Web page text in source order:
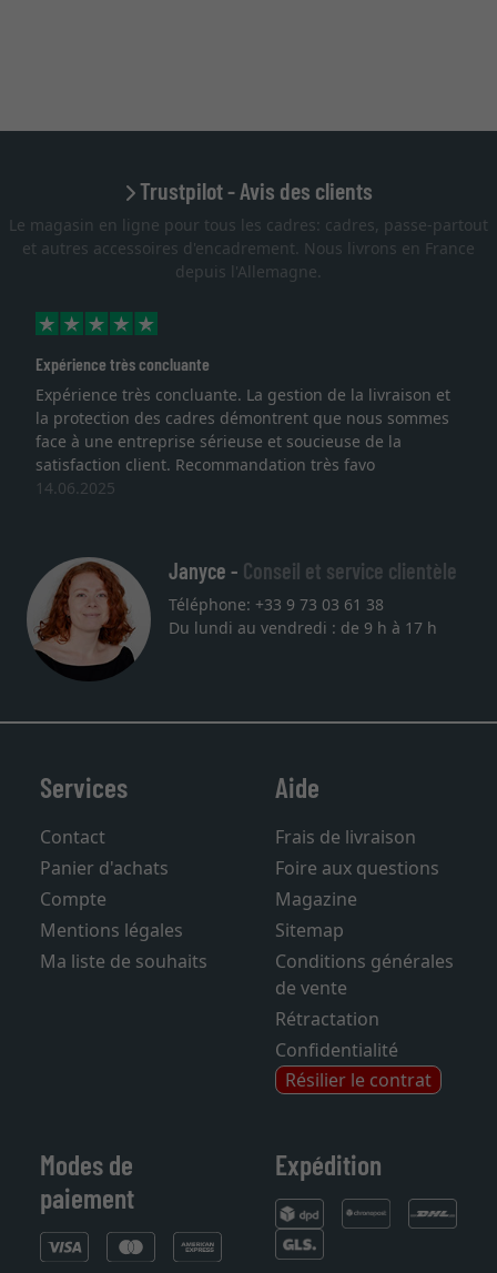
Trustpilot - Avis des clients
Le magasin en ligne pour tous les cadres: cadres, passe-partout
et autres accessoires d'encadrement. Nous livrons en France
depuis l'Allemagne.
Expérience très concluante
Expérience très concluante. La gestion de la livraison et
la protection des cadres démontrent que nous sommes
face à une entreprise sérieuse et soucieuse de la
satisfaction client. Recommandation très favo
14.06.2025
Janyce - Conseil et service clientèle
Téléphone: +33 9 73 03 61 38
Du lundi au vendredi : de 9 h à 17 h
Services
Contact
Panier d'achats
Compte
Mentions légales
Ma liste de souhaits
Aide
Frais de livraison
Foire aux questions
Magazine
Sitemap
Conditions générales
de vente
Rétractation
Confidentialité
Résilier le contrat
Modes de
paiement
Expédition